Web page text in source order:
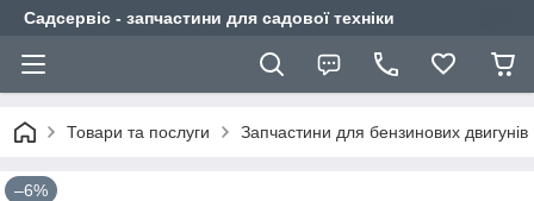
Садсервіс - запчастини для садової техніки
Товари та послуги Запчастини для бензинових двигунів
–6%